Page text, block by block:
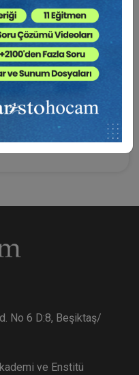
açılabilir. Benzer
çalışanlarına yönelik
açılamaz. Bunun
4483 sayılı Kanun
Buna karşılık, özel
iddiasıyla kamu
açılabilir, ayrıca bir izin
No 6 D:8, Beşiktaş/
ve Enstitü